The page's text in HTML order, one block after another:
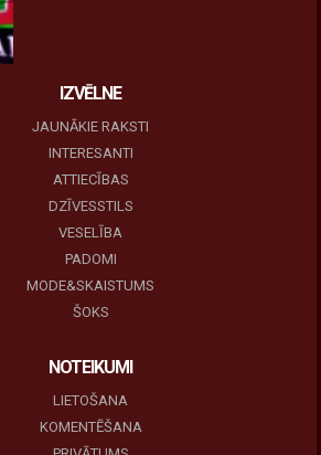
IZVĒLNE
JAUNĀKIE RAKSTI
INTERESANTI
ATTIECĪBAS
DZĪVESSTILS
VESELĪBA
PADOMI
MODE&SKAISTUMS
ŠOKS
NOTEIKUMI
LIETOŠANA
KOMENTĒŠANA